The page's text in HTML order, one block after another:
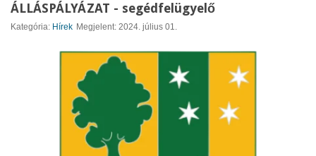
ÁLLÁSPÁLYÁZAT - segédfelügyelő
Kategória: Hírek Megjelent: 2024. július 01.